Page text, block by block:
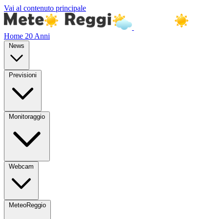
Vai al contenuto principale
Home 20 Anni
News
Previsioni
Monitoraggio
Webcam
MeteoReggio